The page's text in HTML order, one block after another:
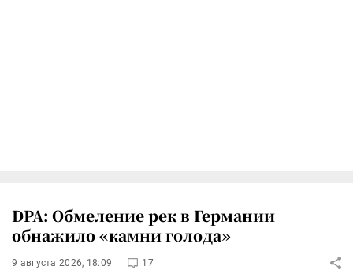
DPA: Обмеление рек в Германии
обнажило «камни голода»
9 августа 2026, 18:09 17